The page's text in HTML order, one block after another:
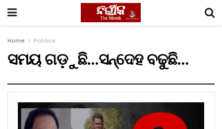
Home Politics
ସମୟ ଗଡ଼ୁଛି…ସନ୍ଦେହ ବଢୁଛି…